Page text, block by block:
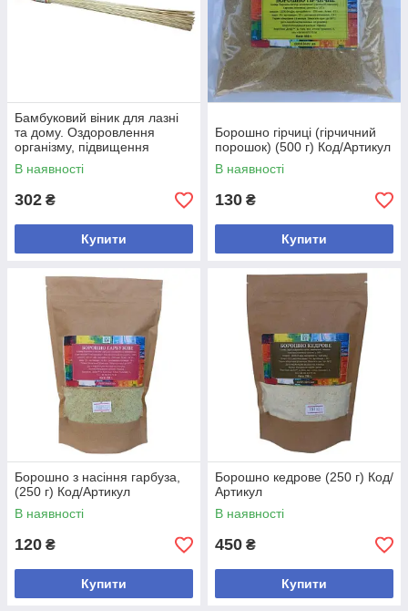
Бамбуковий віник для лазні
та дому. Оздоровлення
організму, підвищення
імунітету. Код/Артикул
В наявності
302 ₴
Купити
Борошно гірчиці (гірчичний
порошок) (500 г) Код/Артикул
В наявності
130 ₴
Купити
Борошно з насіння гарбуза,
(250 г) Код/Артикул
В наявності
120 ₴
Купити
Борошно кедрове (250 г) Код/
Артикул
В наявності
450 ₴
Купити